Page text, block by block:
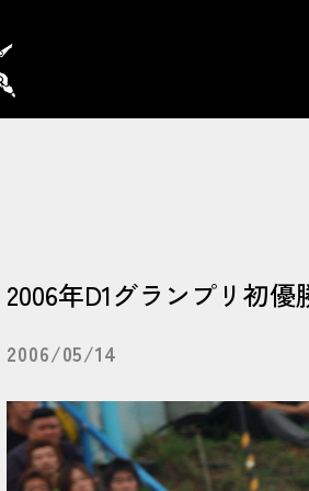
2006年D1グランプリ初優
2006/05/14